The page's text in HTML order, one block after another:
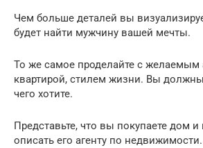
Чем больше деталей вы
будет найти мужчину вашей мечты.
То же самое проделайте с желаемым
квартирой, стилем жизни. Вы
чего хотите.
Представьте, что вы покупаете дом
описать его агенту по